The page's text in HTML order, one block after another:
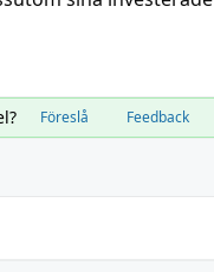
Föreslå Feedback